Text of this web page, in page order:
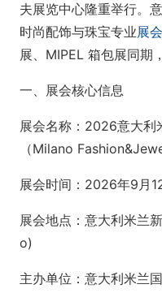
夫展览中心隆重举行。
时尚配饰与珠宝专业展会
展、MIPEL 箱包展同期
一、展会核心信息
展会名称：2026意大利
（Milano
展会时间：2026年9月
展会地点：意大利米兰
o)
主办单位：意大利米兰